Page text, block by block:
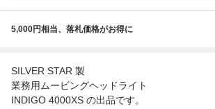
5,000円相当、落札価格がお得に
SILVER STAR 製
業務用ムービングヘッドライト
INDIGO 4000XS の出品です。